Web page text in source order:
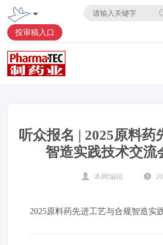
投审稿入口
听众报名 | 2025原料药
智造实践技术交流
本网编辑
2025原料药先进工艺与合规智造实